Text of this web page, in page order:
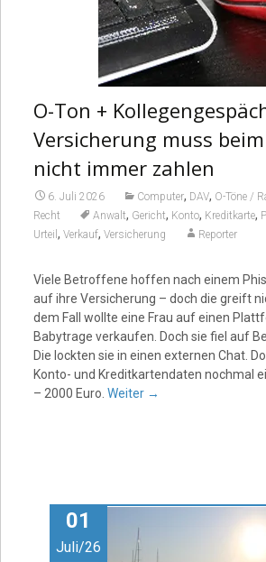
O-Ton +
Versicherung muss
nicht immer zahlen
6. Juli 2026 Computer, DAV, O-Töne /
Recht Anwalt, Gericht, Konto, Kreditkarte,
Urteil , Verkauf, Versicherung Reporter
Viele Betroffene hoffen nach einem
auf ihre Versicherung – doch die greift
dem Fall wollte eine Frau auf einen
Babytrage verkaufen. Doch sie fiel auf
Die lockten sie in einen externen Chat.
Konto- und Kreditkartendaten nochmal
– 2000 Euro. Weiter →
01
Juli/26